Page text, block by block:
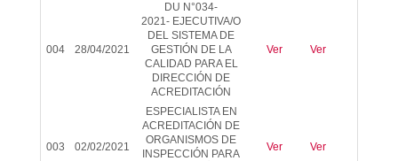
004 28/04/2021
DU N°034-
2021- EJECUTIVA/O
DEL SISTEMA DE
GESTIÓN DE LA
CALIDAD PARA EL
DIRECCIÓN DE
ACREDITACIÓN
Ver Ver
003 02/02/2021
ESPECIALISTA EN
ACREDITACIÓN DE
ORGANISMOS DE
INSPECCIÓN PARA
Ver Ver